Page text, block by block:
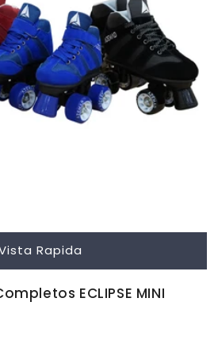
Rapida
ECLIPSE MINI